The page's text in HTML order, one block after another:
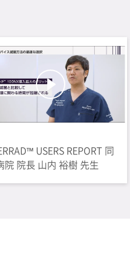
USERS REPORT 同
院 院長 山内 裕樹 先生